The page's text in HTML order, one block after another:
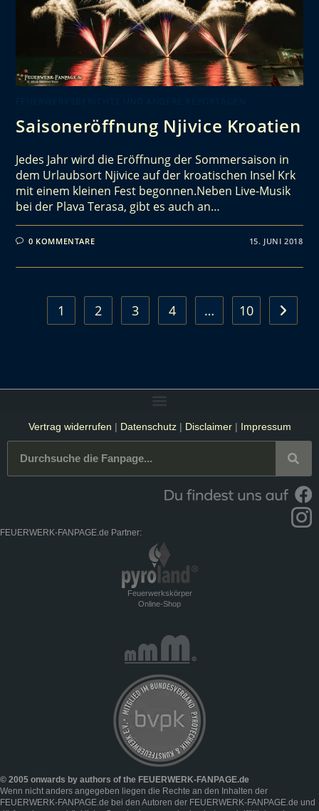
Saisoneröffnung Njivice Kroatien
Jedes Jahr wird die Eröffnung der Sommersaison in
dem Urlaubsort Njivice auf der kroatischen Insel Krk
mit einem kleinen Fest begonnen.Neben Live-Musik
bei der Plava Terasa, gibt es auch an…
0 KOMMENTARE 15. JUNI 2018
1 2 3 4 … 10
Vertrag widerrufen | Datenschutz| Disclaimer| Impressum
FEUERWERK-FANPAGE.de Partner:
Feuerwerkskörper
Online-Shop
© 2005 onwards by authors of the FEUERWERK-FANPAGE.de
Wenn nicht anders angegeben liegen die Rechte an den Inhalten der
FEUERWERK-FANPAGE.de bei den Autoren der FEUERWERK-FANPAGE.de und